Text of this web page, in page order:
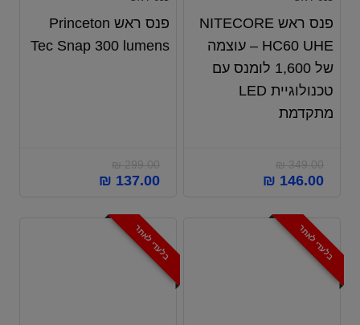
פנס ראש NITECORE
HC60 UHE – עוצמה
של 1,600 לומנס עם
טכנולוגיית LED
מתקדמת
₪349.00
₪ 146.00
פנס ראש Princeton
Tec Snap 300 lumens
₪299.00
₪ 137.00
בלעדי לאתר בלעדי לאתר